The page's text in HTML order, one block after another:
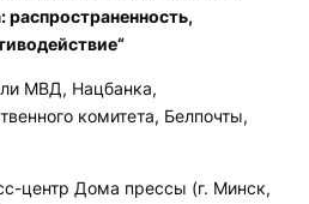
МВД, Нацбанка,
комитета, Белпочты,
центр Дома прессы (г. Минск,